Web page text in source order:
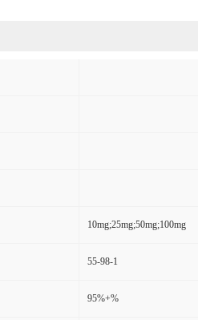
10mg;25mg;50mg;100mg
55-98-1
95%+%